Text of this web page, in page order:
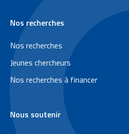
e
p
a
g
e
Nos recherches
Nos recherches
Jeunes chercheurs
Nos recherches à financer
Nous soutenir